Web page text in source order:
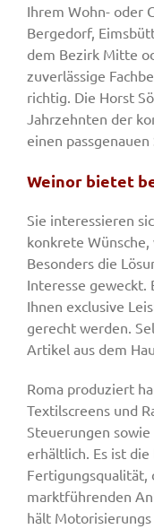
Ihrem Wohn- oder
Bergedorf,
dem Bezirk Mitte
zuverlässige
richtig. Die Horst
Jahrzehnten der
einen
Weinor bietet
Sie interessieren
konkrete
Besonders die
Interesse geweckt.
Ihnen exclusive
gerecht werden.
Artikel aus dem
Roma produziert
Textilscreens und
Steuerungen
erhältlich. Es ist
Fertigungsqualität,
marktführenden
hält